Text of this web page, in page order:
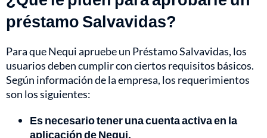
préstamo Salvavidas?
Para que Nequi apruebe un Préstamo Salvavidas, los
usuarios deben cumplir con ciertos requisitos básicos.
Según información de la empresa, los requerimientos
son los siguientes:
Es necesario tener una cuenta activa en la
aplicación de Nequi.